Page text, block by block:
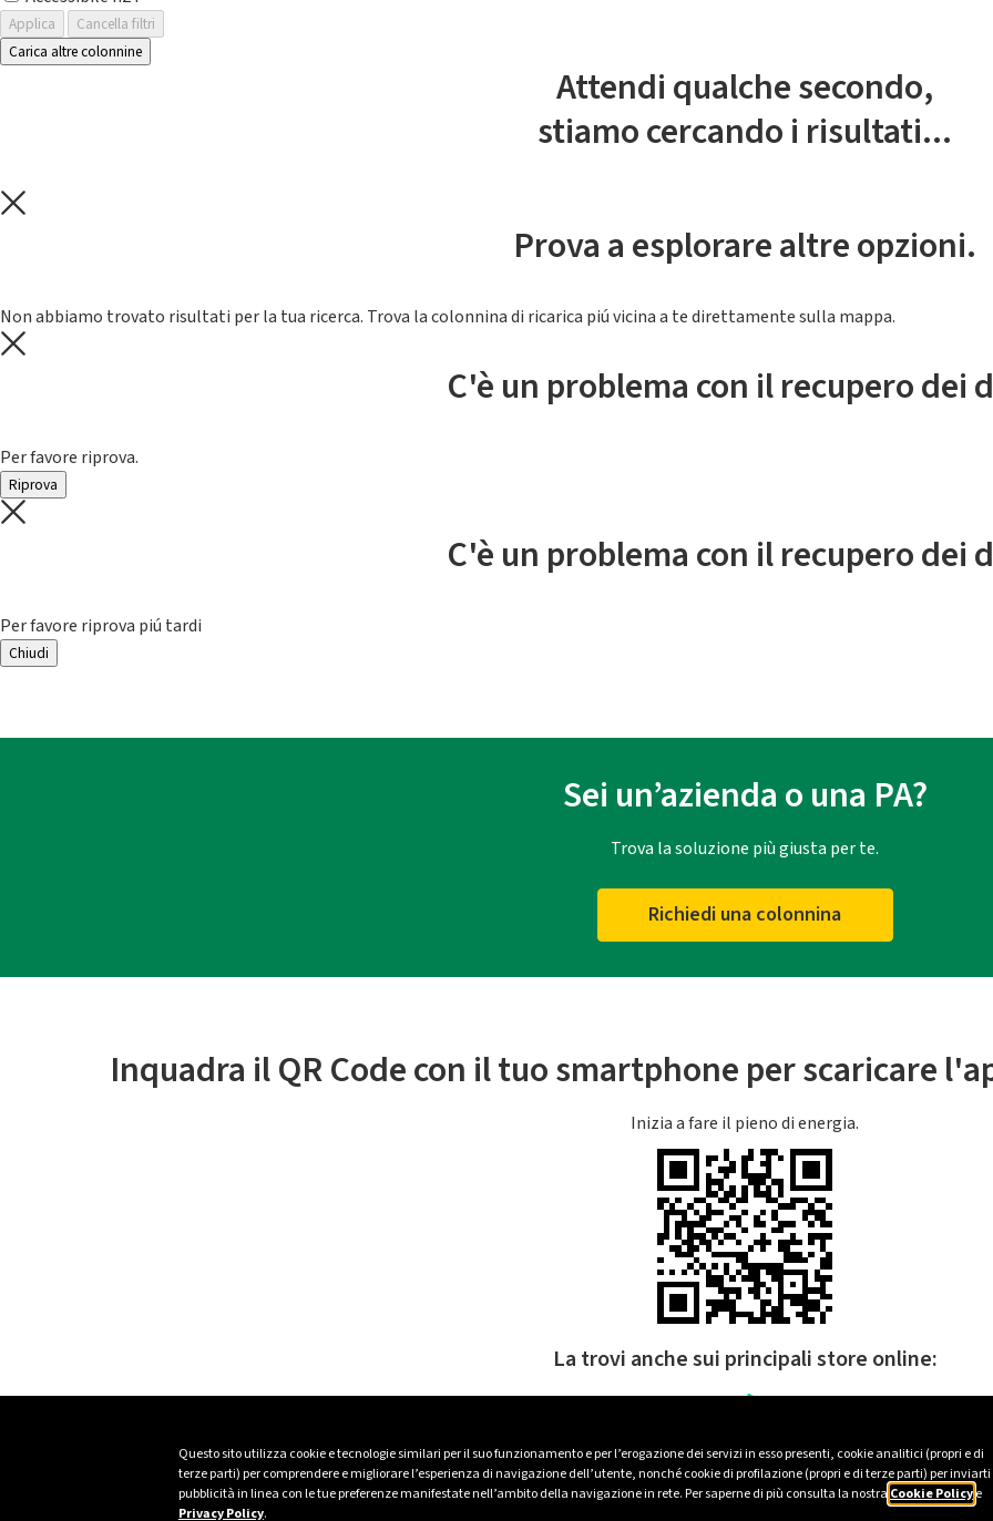
Questo sito utilizza cookie e tecnologie similari per il suo funzionamento e per l’erogazione dei servizi in esso presenti, cookie analitici (propri e di
terze parti) per comprendere e migliorare l’esperienza di navigazione dell’utente, nonché cookie di profilazione (propri e di terze parti) per inviarti
pubblicità in linea con le tue preferenze manifestate nell’ambito della navigazione in rete. Per saperne di più consulta la nostra Cookie Policye
Privacy Policy.
Applica
Cancella filtri
Carica altre colonnine
Attendi qualche secondo,
stiamo cercando i risultati...
Prova a esplorare altre opzioni.
Non abbiamo trovato risultati per la tua ricerca. Trova la colonnina di ricarica piú vicina a te direttamente sulla mappa.
C'è un problema con il recupero dei
Per favore riprova.
Riprova
C'è un problema con il recupero dei
Per favore riprova piú tardi
Chiudi
Sei un’azienda o una PA?
Trova la soluzione più giusta per te.
Richiedi una colonnina
Inquadra il QR Code con il tuo smartphone per scaricare
Inizia a fare il pieno di energia.
La trovi anche sui principali store online: